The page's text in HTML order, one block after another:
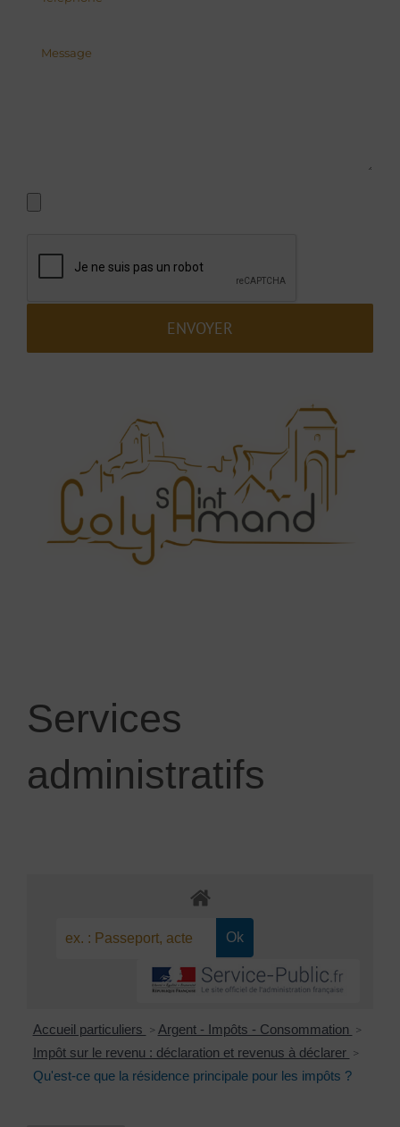
Services
administratifs
Accueil particuliers > Argent - Impôts - Consommation >
Impôt sur le revenu : déclaration et revenus à déclarer >
Qu'est-ce que la résidence principale pour les impôts ?